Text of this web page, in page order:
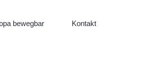
bewegbar Kontakt